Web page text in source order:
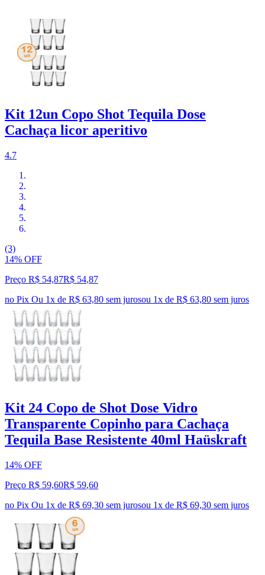
Kit 12un Copo Shot Tequila Dose
Cachaça licor aperitivo
4.7
(3)
14% OFF
Preço R$ 54,87R$ 54,87
no Pix Ou 1x de R$ 63,80 sem jurosou 1x de R$ 63,80 sem juros
Kit 24 Copo de Shot Dose Vidro
Transparente Copinho para Cachaça
Tequila Base Resistente 40ml Haüskraft
14% OFF
Preço R$ 59,60R$ 59,60
no Pix Ou 1x de R$ 69,30 sem jurosou 1x de R$ 69,30 sem juros